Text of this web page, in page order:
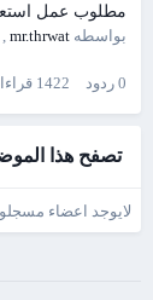
مطلوب عمل
بواسطه mr.thrwat
,
0 ردود 1422
تصفح هذا
لايوجد اعضاء